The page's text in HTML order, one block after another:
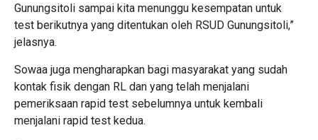
Gunungsitoli sampai kita menunggu kesempatan untuk
test berikutnya yang ditentukan oleh RSUD Gunungsitoli,”
jelasnya.
Sowaa juga mengharapkan bagi masyarakat yang sudah
kontak fisik dengan RL dan yang telah menjalani
pemeriksaan rapid test sebelumnya untuk kembali
menjalani rapid test kedua.